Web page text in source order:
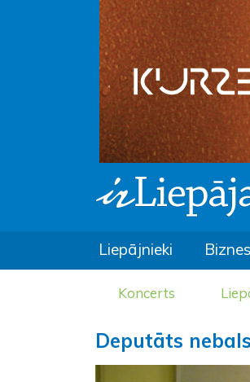
Liepājnieki
Koncerts
Deputāts